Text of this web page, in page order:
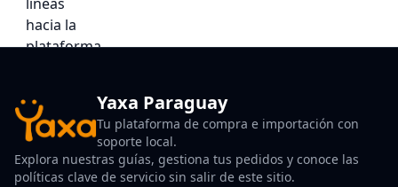
Yaxa Paraguay
Tu plataforma de compra e importación con
soporte local.
Explora nuestras guías, gestiona tus pedidos y conoce las
políticas clave de servicio sin salir de este sitio.